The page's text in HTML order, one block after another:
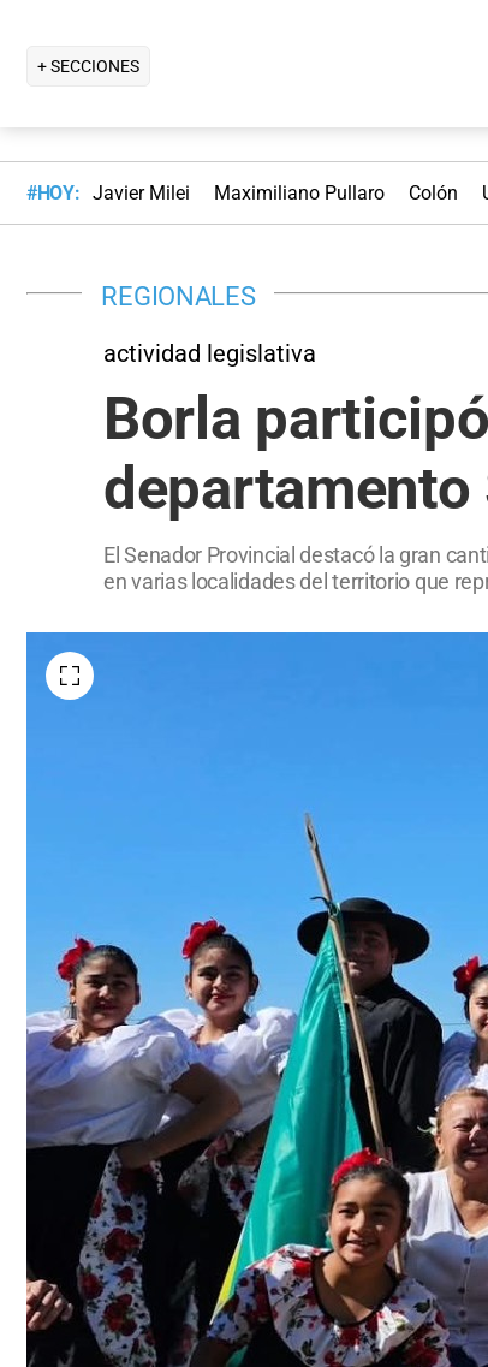
+ SECCIONES
#HOY: Javier Milei Maximiliano Pullaro Colón
REGIONALES
actividad legislativa
Borla
departamento
El Senador Provincial destacó la gran
en varias localidades del territorio que